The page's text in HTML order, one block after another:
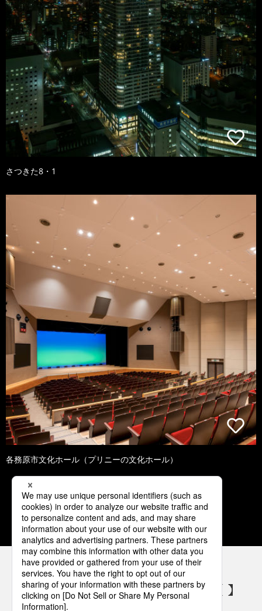
さつきた8・1
各務原市文化ホール（プリニーの文化ホール）
1 2 3 4 5
パナソニックの電気設備 SNSアカウント